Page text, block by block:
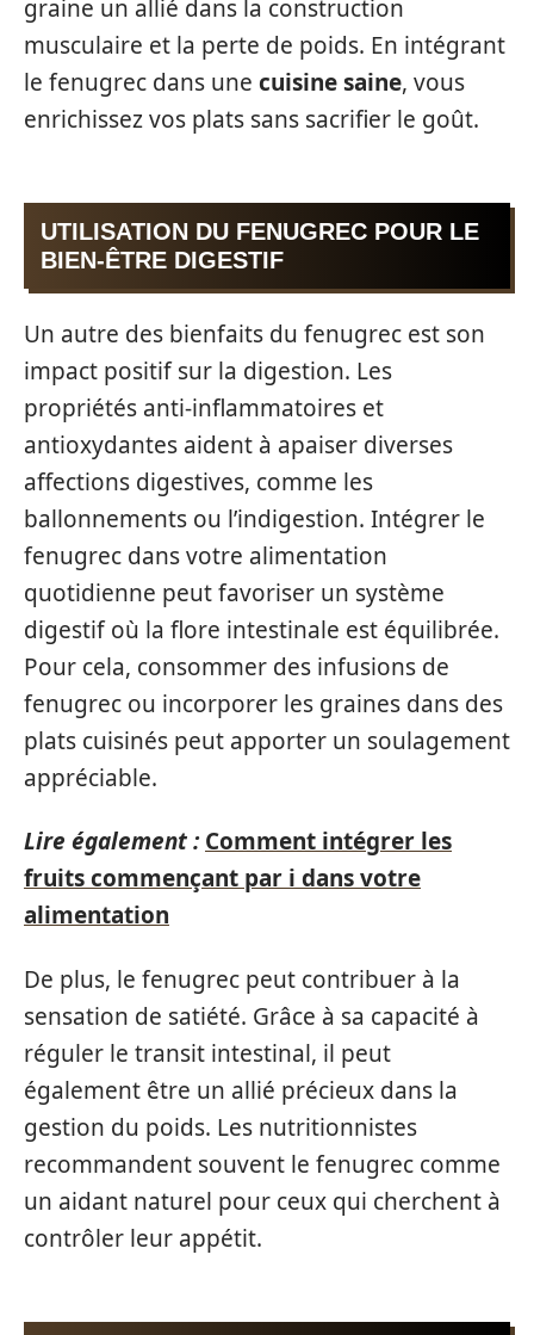
graine un allié dans la construction
musculaire et la perte de poids. En intégrant
le fenugrec dans une cuisine saine, vous
enrichissez vos plats sans sacrifier le goût.
UTILISATION DU FENUGREC POUR LE
BIEN-ÊTRE DIGESTIF
Un autre des bienfaits du fenugrec est son
impact positif sur la digestion. Les
propriétés anti-inflammatoires et
antioxydantes aident à apaiser diverses
affections digestives, comme les
ballonnements ou l’indigestion. Intégrer le
fenugrec dans votre alimentation
quotidienne peut favoriser un système
digestif où la flore intestinale est équilibrée.
Pour cela, consommer des infusions de
fenugrec ou incorporer les graines dans des
plats cuisinés peut apporter un soulagement
appréciable.
Lire également : Comment intégrer les
fruits commençant par i dans votre
alimentation
De plus, le fenugrec peut contribuer à la
sensation de satiété. Grâce à sa capacité à
réguler le transit intestinal, il peut
également être un allié précieux dans la
gestion du poids. Les nutritionnistes
recommandent souvent le fenugrec comme
un aidant naturel pour ceux qui cherchent à
contrôler leur appétit.